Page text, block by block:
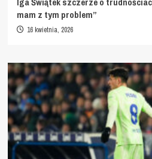
mam z tym problem”
16 kwietnia, 2026